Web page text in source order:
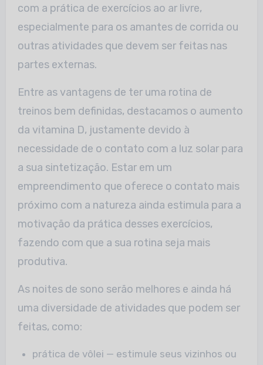
com a prática de exercícios ao ar livre,
especialmente para os amantes de corrida ou
outras atividades que devem ser feitas nas
partes externas.
Entre as vantagens de ter uma rotina de
treinos bem definidas, destacamos o aumento
da vitamina D, justamente devido à
necessidade de o contato com a luz solar para
a sua sintetização. Estar em um
empreendimento que oferece o contato mais
próximo com a natureza ainda estimula para a
motivação da prática desses exercícios,
fazendo com que a sua rotina seja mais
produtiva.
As noites de sono serão melhores e ainda há
uma diversidade de atividades que podem ser
feitas, como:
prática de vôlei — estimule seus vizinhos ou